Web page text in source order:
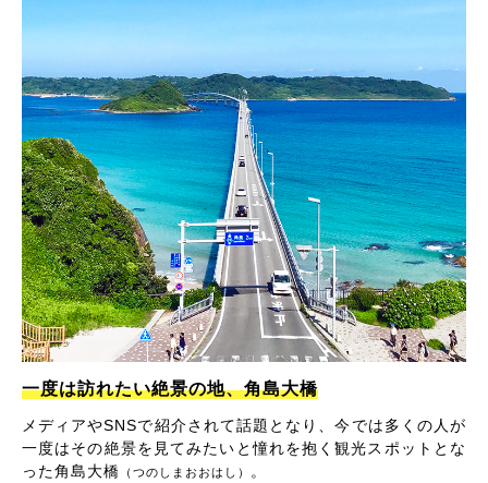
一度は訪れたい絶景の地、角島大橋
メディアやSNSで紹介されて話題となり、今では多くの人が
一度はその絶景を見てみたいと憧れを抱く観光スポットとな
った角島大橋 （つのしまおおはし）
。